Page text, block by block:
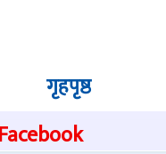
गृहपृष्ठ
Facebook